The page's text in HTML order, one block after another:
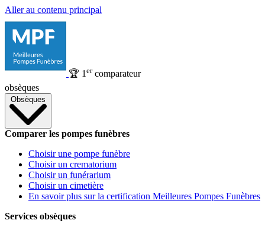
Aller au contenu principal
🏆 1 ercomparateur
obsèques
Obsèques
Comparer les pompes funèbres
Choisir une pompe funèbre
Choisir un crematorium
Choisir un funérarium
Choisir un cimetière
En savoir plus sur la certification Meilleures Pompes Funèbres
Services obsèques